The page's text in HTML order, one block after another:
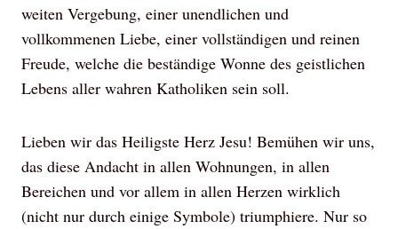
weiten Vergebung, einer unendlichen und
vollkommenen Liebe, einer vollständigen und reinen
Freude, welche die beständige Wonne des geistlichen
Lebens aller wahren Katholiken sein soll.
Lieben wir das Heiligste Herz Jesu! Bemühen wir uns,
das diese Andacht in allen Wohnungen, in allen
Bereichen und vor allem in allen Herzen wirklich
(nicht nur durch einige Symbole) triumphiere. Nur so